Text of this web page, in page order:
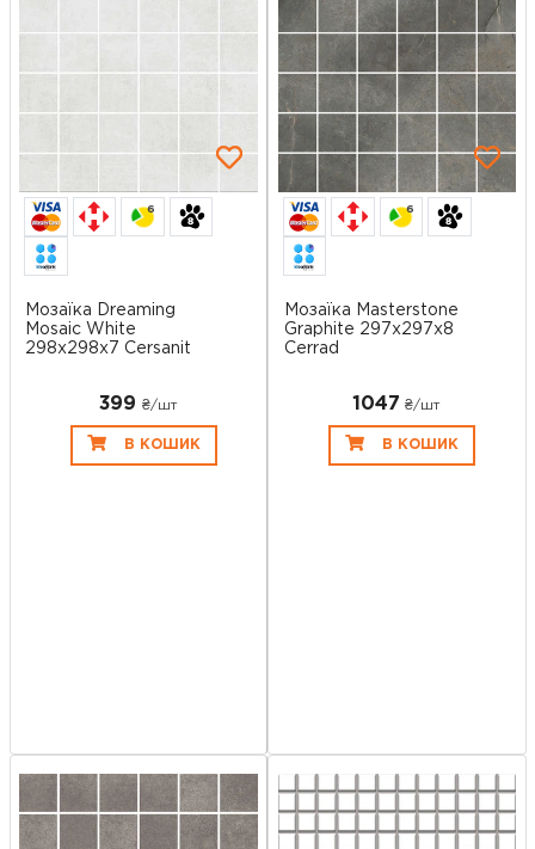
6
Мозаїка Dreaming
Mosaic White
298x298x7 Cersanit
399 ₴/шт
В КОШИК
6
Мозаїка Masterstone
Graphite 297x297x8
Cerrad
1047 ₴/шт
В КОШИК